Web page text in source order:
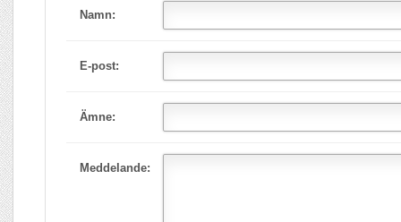
Namn:
E-post:
Ämne:
Meddelande: